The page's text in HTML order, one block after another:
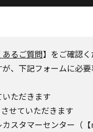
あるご質問】をご確認く
、下記フォームに必
ただきます
せていただきます
スタマーセンター